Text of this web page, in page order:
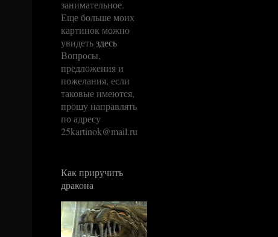
занимательное.
Еще больше моих
картинок можно
увидетьздесь
Вопросы,
предложения и
пожелания, если
таковые имеются,
прошу направлять
по адресу
25kartinok@mail.ru
Как приручить
дракона